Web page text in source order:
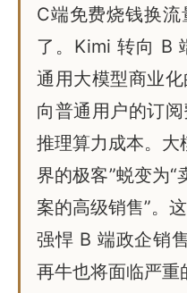
C端免费烧钱换
了。Kimi 转向 B
通用大模型商业
向普通用户的订
推理算力成本。大
界的极客”蜕变为
案的高级销售”。
强悍 B 端政企销
再牛也将面临严重